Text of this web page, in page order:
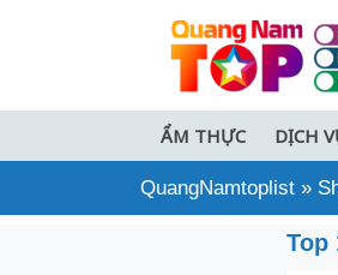
ẨM THỰC DỊCH
QuangNamtoplist »
Top